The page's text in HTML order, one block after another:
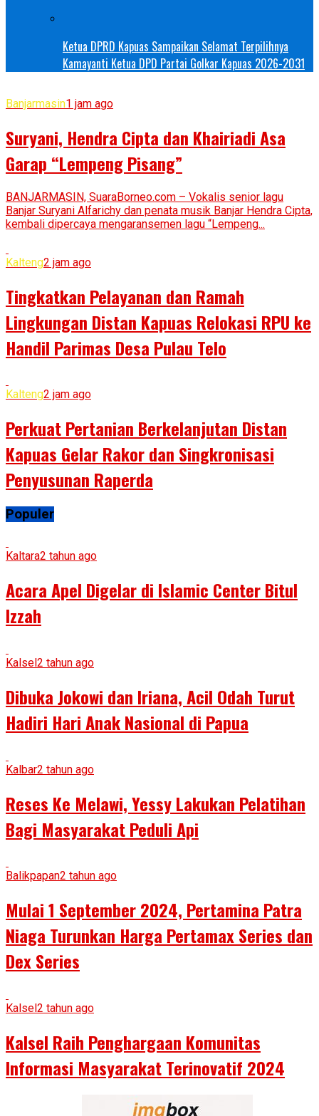
Ketua DPRD Kapuas Sampaikan Selamat Terpilihnya
Kamayanti Ketua DPD Partai Golkar Kapuas 2026-2031
Banjarmasin1 jam ago
Suryani, Hendra Cipta dan Khairiadi Asa
Garap “Lempeng Pisang”
BANJARMASIN, SuaraBorneo.com – Vokalis senior lagu
Banjar Suryani Alfarichy dan penata musik Banjar Hendra Cipta,
kembali dipercaya mengaransemen lagu “Lempeng...
Kalteng2 jam ago
Tingkatkan Pelayanan dan Ramah
Lingkungan Distan Kapuas Relokasi RPU ke
Handil Parimas Desa Pulau Telo
Kalteng2 jam ago
Perkuat Pertanian Berkelanjutan Distan
Kapuas Gelar Rakor dan Singkronisasi
Penyusunan Raperda
Populer
Kaltara2 tahun ago
Acara Apel Digelar di Islamic Center Bitul
Izzah
Kalsel2 tahun ago
Dibuka Jokowi dan Iriana, Acil Odah Turut
Hadiri Hari Anak Nasional di Papua
Kalbar2 tahun ago
Reses Ke Melawi, Yessy Lakukan Pelatihan
Bagi Masyarakat Peduli Api
Balikpapan2 tahun ago
Mulai 1 September 2024, Pertamina Patra
Niaga Turunkan Harga Pertamax Series dan
Dex Series
Kalsel 2 tahun ago
Kalsel Raih Penghargaan Komunitas
Informasi Masyarakat Terinovatif 2024